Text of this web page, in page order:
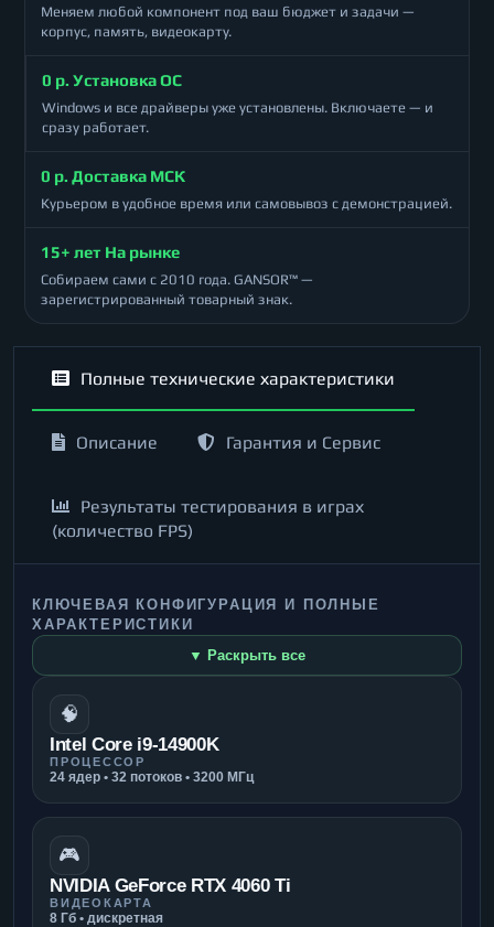
Меняем любой компонент под ваш бюджет и задачи —
корпус, память, видеокарту.
0 р. Установка ОС
Windows и все драйверы уже установлены. Включаете — и
сразу работает.
0 р. Доставка МСК
Курьером в удобное время или самовывоз с демонстрацией.
15+ лет На рынке
Собираем сами с 2010 года. GANSOR™ —
зарегистрированный товарный знак.
Полные технические характеристики
Описание Гарантия и Сервис
Результаты тестирования в играх
(количество FPS)
КЛЮЧЕВАЯ КОНФИГУРАЦИЯ И ПОЛНЫЕ
ХАРАКТЕРИСТИКИ
▼ Раскрыть все
🧠
Intel Core i9-14900K
ПРОЦЕССОР
24 ядер • 32 потоков • 3200 МГц
🎮
NVIDIA GeForce RTX 4060 Ti
ВИДЕОКАРТА
8 Гб • дискретная